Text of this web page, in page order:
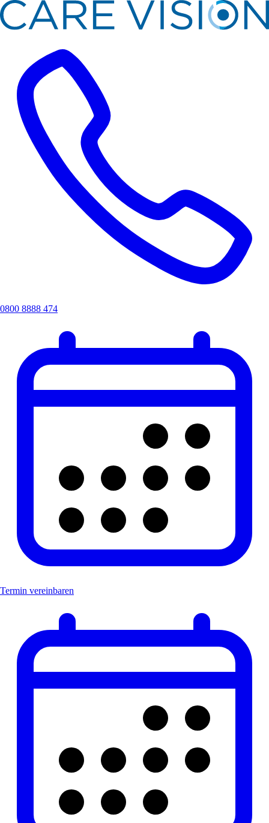
0800 8888 474
Termin vereinbaren